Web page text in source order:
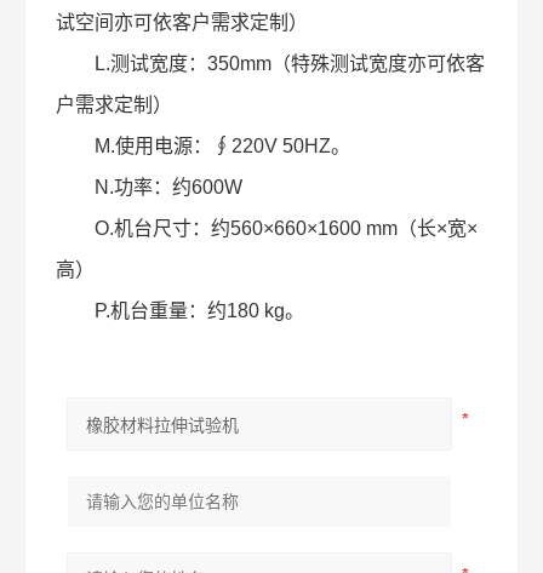
试空间亦可依客户需求定制）
L.测试宽度：350mm（特殊测试宽度亦可依客
户需求定制）
M.使用电源：∮220V 50HZ。
N.功率：约600W
O.机台尺寸：约560×660×1600 mm（长×宽×
高）
P.机台重量：约180 kg。